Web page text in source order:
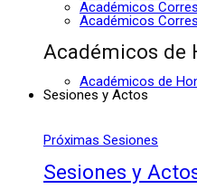
Académicos
Académicos
Académicos de
Académicos de
Sesiones y Actos
Próximas Sesiones
Sesiones y